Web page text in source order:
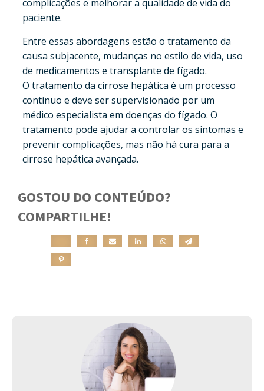
complicações e melhorar a qualidade de vida do
paciente.
Entre essas abordagens estão o tratamento da
causa subjacente, mudanças no estilo de vida, uso
de medicamentos e transplante de fígado.
O tratamento da cirrose hepática é um processo
contínuo e deve ser supervisionado por um
médico especialista em doenças do fígado. O
tratamento pode ajudar a controlar os sintomas e
prevenir complicações, mas não há cura para a
cirrose hepática avançada.
GOSTOU DO CONTEÚDO?
COMPARTILHE!